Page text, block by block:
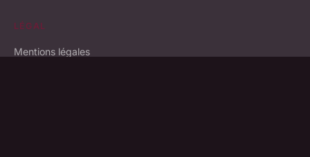
LÉGAL
Mentions légales